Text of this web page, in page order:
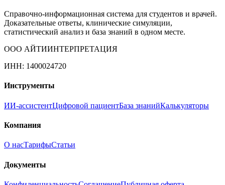
Справочно-информационная система для студентов и врачей.
Доказательные ответы, клинические симуляции,
статистический анализ и база знаний в одном месте.
ООО АЙТИИНТЕРПРЕТАЦИЯ
ИНН: 1400024720
Инструменты
ИИ-ассистентЦифровой пациентБаза знанийКалькуляторы
Компания
О насТарифыСтатьи
Документы